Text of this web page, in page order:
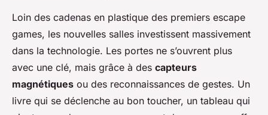
Loin des cadenas en plastique des premiers escape
games, les nouvelles salles investissent massivement
dans la technologie. Les portes ne s’ouvrent plus
avec une clé, mais grâce à des capteurs
magnétiques ou des reconnaissances de gestes. Un
livre qui se déclenche au bon toucher, un tableau qui